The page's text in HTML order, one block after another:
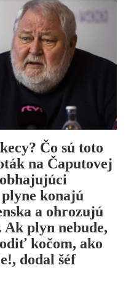
Čo sú toto
na Čaputovej
konajú
a ohrozujú
Ak plyn nebude,
kočom, ako
dodal šéf